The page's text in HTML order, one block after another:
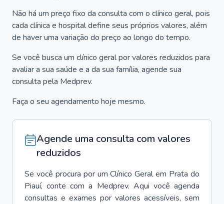
Não há um preço fixo da consulta com o clínico geral, pois
cada clínica e hospital define seus próprios valores, além
de haver uma variação do preço ao longo do tempo.
Se você busca um clínico geral por valores reduzidos para
avaliar a sua saúde e a da sua família, agende sua
consulta pela Medprev.
Faça o seu agendamento hoje mesmo.
Agende uma consulta com valores
reduzidos
Se você procura por um Clínico Geral em Prata do
Piauí, conte com a Medprev. Aqui você agenda
consultas e exames por valores acessíveis, sem